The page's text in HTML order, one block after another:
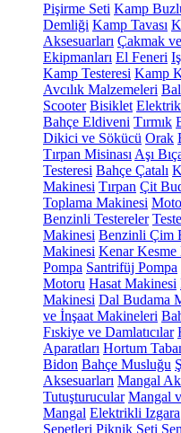
Pişirme Seti Kamp
Demliği Kamp Tavası
Aksesuarları Çakmak
Ekipmanları El Feneri
Kamp Testeresi Kamp
Avcılık Malzemeleri
Scooter Bisiklet
Bahçe Eldiveni Tırmık
Dikici ve Sökücü Orak
Tırpan Misinası Aşı
Testeresi Bahçe Çatalı
Makinesi Tırpan Çit
Toplama Makinesi
Benzinli Testereler
Makinesi Benzinli Çim
Makinesi Kenar Kesme
Pompa Santrifüj Pompa
Motoru Hasat Makinesi
Makinesi Dal Budama
ve İnşaat Makineleri
Fıskiye ve Damlatıcılar
Aparatları Hortum
Bidon Bahçe Musluğu
Aksesuarları Mangal
Tutuşturucular Mangal
Mangal Elektrikli Izgara
Sepetleri Piknik Seti